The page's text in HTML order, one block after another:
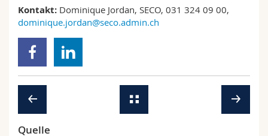
Kontakt: Dominique Jordan, SECO, 031 324 09 00,
dominique.jordan@seco.admin.ch
Quelle